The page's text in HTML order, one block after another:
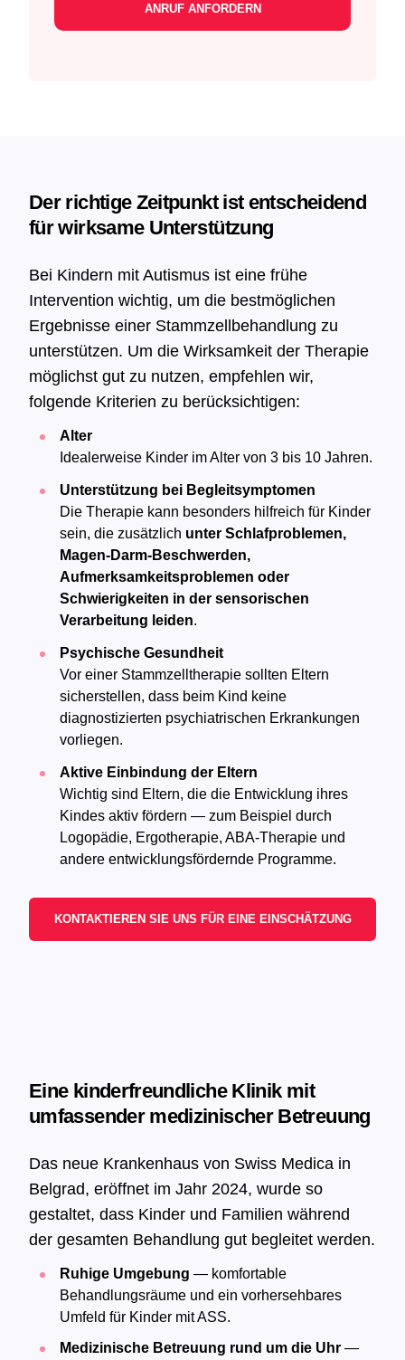
Der richtige Zeitpunkt ist entscheidend
für wirksame Unterstützung
Bei Kindern mit Autismus ist eine frühe
Intervention wichtig, um die bestmöglichen
Ergebnisse einer Stammzellbehandlung zu
unterstützen. Um die Wirksamkeit der Therapie
möglichst gut zu nutzen, empfehlen wir,
folgende Kriterien zu berücksichtigen:
Alter
Idealerweise Kinder im Alter von 3 bis 10 Jahren.
Unterstützung bei Begleitsymptomen
Die Therapie kann besonders hilfreich für Kinder
sein, die zusätzlich unter Schlafproblemen,
Magen-Darm-Beschwerden,
Aufmerksamkeitsproblemen oder
Schwierigkeiten in der sensorischen
Verarbeitung leiden.
Psychische Gesundheit
Vor einer Stammzelltherapie sollten Eltern
sicherstellen, dass beim Kind keine
diagnostizierten psychiatrischen Erkrankungen
vorliegen.
Aktive Einbindung der Eltern
Wichtig sind Eltern, die die Entwicklung ihres
Kindes aktiv fördern — zum Beispiel durch
Logopädie, Ergotherapie, ABA-Therapie und
andere entwicklungsfördernde Programme.
KONTAKTIEREN SIE UNS FÜR EINE EINSCHÄTZUNG
Eine kinderfreundliche Klinik mit
umfassender medizinischer Betreuung
Das neue Krankenhaus von Swiss Medica in
Belgrad, eröffnet im Jahr 2024, wurde so
gestaltet, dass Kinder und Familien während
der gesamten Behandlung gut begleitet werden.
Ruhige Umgebung — komfortable
Behandlungsräume und ein vorhersehbares
Umfeld für Kinder mit ASS.
Medizinische Betreuung rund um die Uhr —